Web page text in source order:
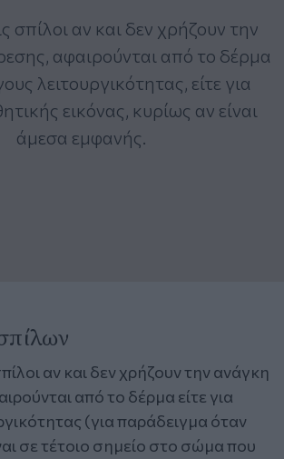
σπίλοι αν και δεν χρήζουν την
αφαιρούνται από το δέρμα
λειτουργικότητας, είτε για
εικόνας, κυρίως αν είναι
άμεσα εμφανής.
αν και δεν χρήζουν την ανάγκη
από το δέρμα είτε για
(για παράδειγμα όταν
σε τέτοιο σημείο στο σώμα που